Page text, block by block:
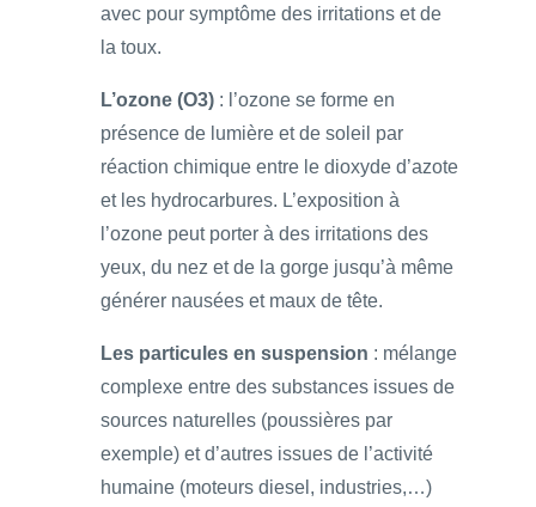
avec pour symptôme des irritations et de
la toux.
L’ozone (O3) : l’ozone se forme en
présence de lumière et de soleil par
réaction chimique entre le dioxyde d’azote
et les hydrocarbures. L’exposition à
l’ozone peut porter à des irritations des
yeux, du nez et de la gorge jusqu’à même
générer nausées et maux de tête.
Les particules en suspension : mélange
complexe entre des substances issues de
sources naturelles (poussières par
exemple) et d’autres issues de l’activité
humaine (moteurs diesel, industries,…)